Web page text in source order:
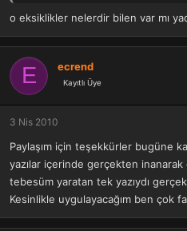
tabi öncelikle verilen tarifteki
o eksiklikler nelerdir bilen var mı
E ecrend
Kayıtlı Üye
3 Nis 2010
Paylaşım için teşekkürler bugüne
yazılar içerinde gerçekten
tebesüm yaratan tek yazıydı
Kesinlikle uygulayacağım ben çok